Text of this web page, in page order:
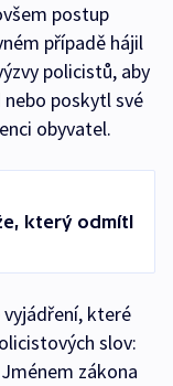
postup
případě hájil
policistů, aby
poskytl své
obyvatel.
který odmítl
které
slov:
zákona